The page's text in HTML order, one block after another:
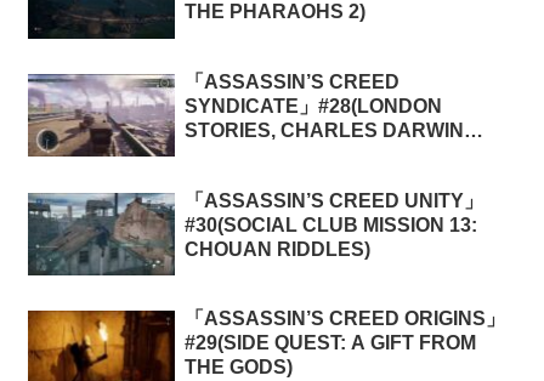
THE PHARAOHS 2)
「ASSASSIN’S CREED
SYNDICATE」#28(LONDON
STORIES, CHARLES DARWIN
「ASSASSIN’S CREED UNITY」
#30(SOCIAL CLUB MISSION 13:
CHOUAN RIDDLES)
「ASSASSIN’S CREED ORIGINS」
#29(SIDE QUEST: A GIFT FROM
THE GODS)